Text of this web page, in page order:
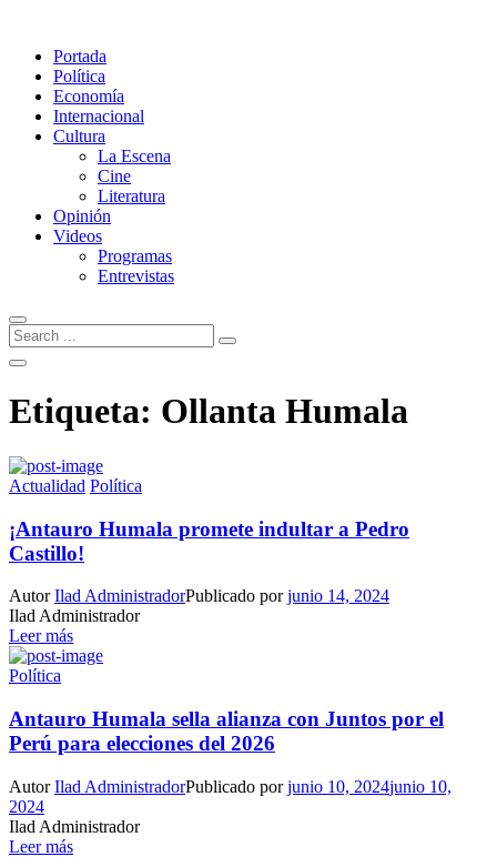
Portada
Política
Economía
Internacional
Cultura
La Escena
Cine
Literatura
Opinión
Videos
Programas
Entrevistas
Etiqueta: Ollanta Humala
Actualidad Política
¡Antauro Humala promete indultar a Pedro
Castillo!
AutorIlad AdministradorPublicado porjunio 14, 2024
Ilad Administrador
Leer más
Política
Antauro Humala sella alianza con Juntos por el
Perú para elecciones del 2026
AutorIlad AdministradorPublicado porjunio 10, 2024junio 10,
2024
Ilad Administrador
Leer más